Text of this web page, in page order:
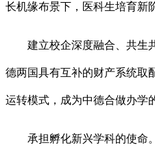
长机缘布景下，医科生培育新
建立校企深度融合、共生共
德两国具有互补的财产系统取
运转模式，成为中德合做办学
承担孵化新兴学科的使命。